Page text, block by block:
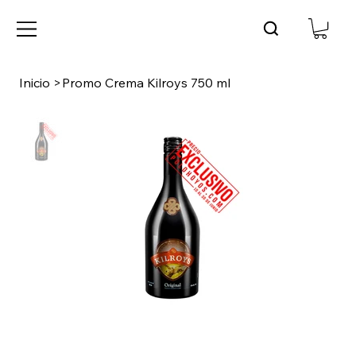
Inicio > Promo Crema Kilroys 750 ml